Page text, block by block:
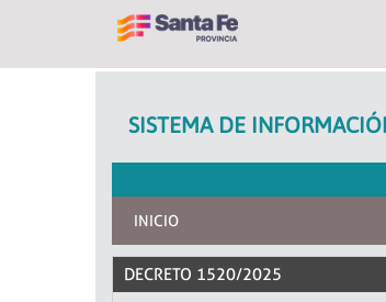
SISTEMA DE
INICIO
DECRETO 1520/2025